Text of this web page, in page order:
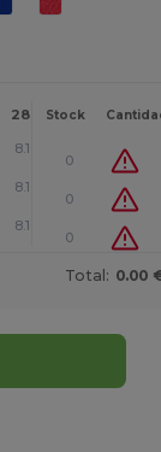
288 + Más
Stock
8.10 +
0
8.10 +
0
8.10 +
0
Total: 0.00